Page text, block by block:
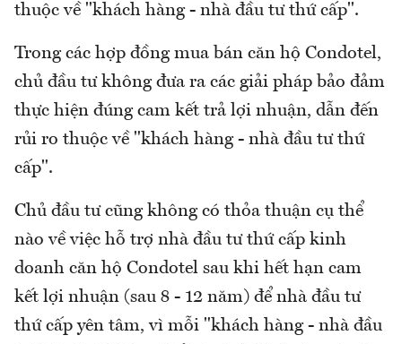
thuộc về "khách hàng - nhà đầu tư thứ cấp".
Trong các hợp đồng mua bán căn hộ Condotel,
chủ đầu tư không đưa ra các giải pháp bảo đảm
thực hiện đúng cam kết trả lợi nhuận, dẫn đến
rủi ro thuộc về "khách hàng - nhà đầu tư thứ
cấp".
Chủ đầu tư cũng không có thỏa thuận cụ thể
nào về việc hỗ trợ nhà đầu tư thứ cấp kinh
doanh căn hộ Condotel sau khi hết hạn cam
kết lợi nhuận (sau 8 - 12 năm) để nhà đầu tư
thứ cấp yên tâm, vì mỗi "khách hàng - nhà đầu